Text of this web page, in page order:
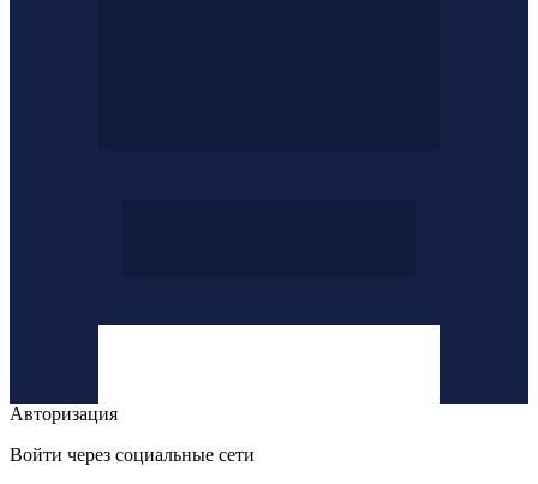
Авторизация
Войти через социальные сети